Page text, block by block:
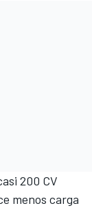
200 CV
menos carga